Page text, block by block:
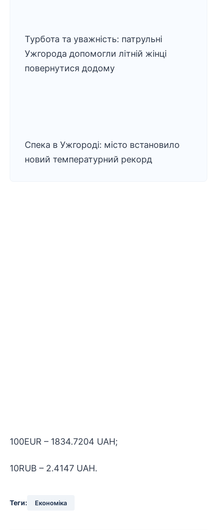
Турбота та уважність: патрульні
Ужгорода допомогли літній жінці
повернутися додому
Спека в Ужгороді: місто встановило
новий температурний рекорд
100EUR – 1834.7204 UAH;
10RUB – 2.4147 UAH.
Теги: Економіка